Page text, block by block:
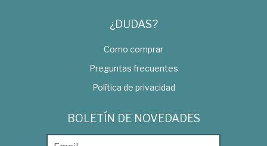
¿DUDAS?
Como comprar
Preguntas frecuentes
Política de privacidad
BOLETÍN DE NOVEDADES